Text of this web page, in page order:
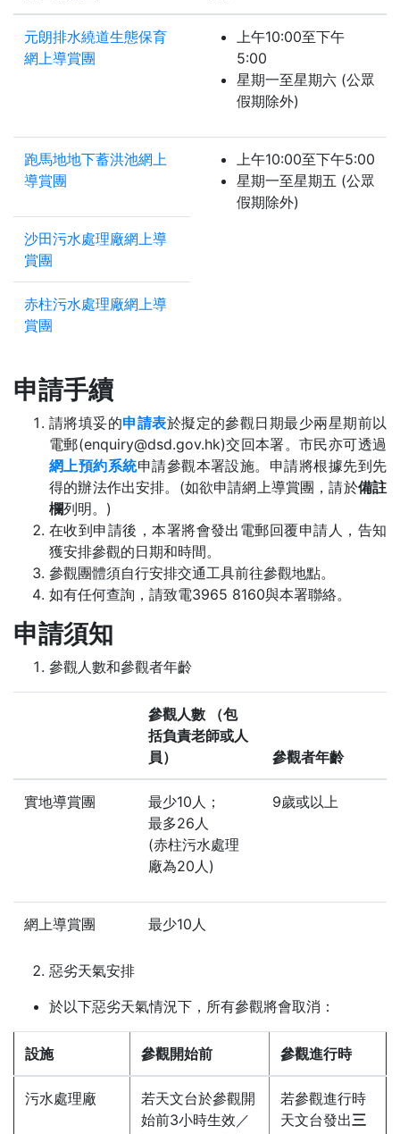
元朗排水繞道生態保育
網上導賞團
上午10:00至下午
5:00
星期一至星期六 (公眾
假期除外)
跑馬地地下蓄洪池網上
導賞團
上午10:00至下午5:00
星期一至星期五 (公眾
假期除外)
沙田污水處理廠網上導
賞團
赤柱污水處理廠網上導
賞團
申請手續
請將填妥的申請表於擬定的參觀日期最少兩星期前以
電郵(enquiry@dsd.gov.hk)交回本署。市民亦可透過
網上預約系統申請參觀本署設施。申請將根據先到先
得的辦法作出安排。(如欲申請網上導賞團，請於備註
欄列明。)
在收到申請後，本署將會發出電郵回覆申請人，告知
獲安排參觀的日期和時間。
參觀團體須自行安排交通工具前往參觀地點。
如有任何查詢，請致電3965 8160與本署聯絡。
申請須知
參觀人數和參觀者年齡
參觀人數 （包
括負責老師或人
員）
參觀者年齡
實地導賞團
最少10人；
最多26人
(赤柱污水處理
廠為20人)
9歲或以上
網上導賞團 最少10人
惡劣天氣安排
於以下惡劣天氣情況下，所有參觀將會取消：
設施 參觀開始前 參觀進行時
污水處理廠
若天文台於參觀開
始前3小時生效／
若參觀進行時
天文台發出三